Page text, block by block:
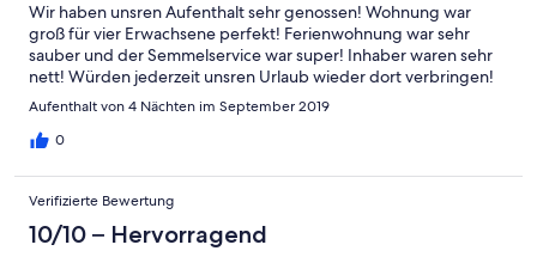
Wir haben unsren Aufenthalt sehr genossen! Wohnung war
groß für vier Erwachsene perfekt! Ferienwohnung war sehr
sauber und der Semmelservice war super! Inhaber waren sehr
nett! Würden jederzeit unsren Urlaub wieder dort verbringen!
Aufenthalt von 4 Nächten im September 2019
0
Verifizierte Bewertung
10/10 – Hervorragend